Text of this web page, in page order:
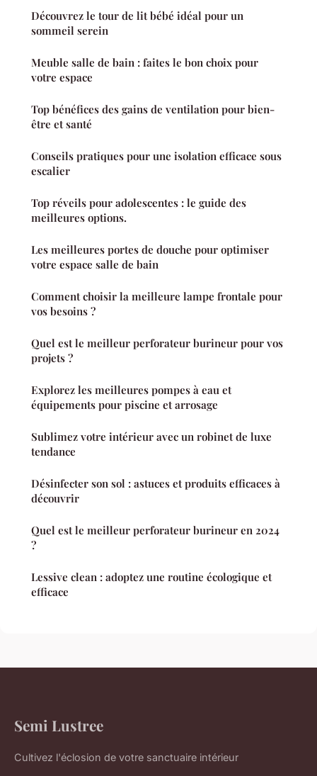
Découvrez le tour de lit bébé idéal pour un
sommeil serein
Meuble salle de bain : faites le bon choix pour
votre espace
Top bénéfices des gains de ventilation pour bien-
être et santé
Conseils pratiques pour une isolation efficace sous
escalier
Top réveils pour adolescentes : le guide des
meilleures options.
Les meilleures portes de douche pour optimiser
votre espace salle de bain
Comment choisir la meilleure lampe frontale pour
vos besoins ?
Quel est le meilleur perforateur burineur pour vos
projets ?
Explorez les meilleures pompes à eau et
équipements pour piscine et arrosage
Sublimez votre intérieur avec un robinet de luxe
tendance
Désinfecter son sol : astuces et produits efficaces à
découvrir
Quel est le meilleur perforateur burineur en 2024
?
Lessive clean : adoptez une routine écologique et
efficace
Semi Lustree
Cultivez l'éclosion de votre sanctuaire intérieur